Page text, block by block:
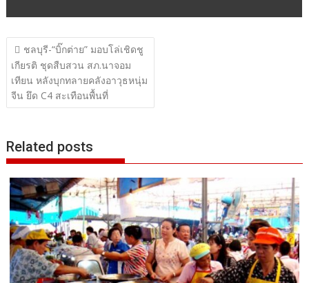
แนะแนว
เรื่อง
ชลบุรี-“บิ๊กต่าย” มอบโล่เชิดชู
เกียรติ ชุดสืบสวน สภ.นาจอม
เทียน หลังบุกทลายคลังอาวุธหนุ่ม
จีน ยึด C4 สะเทือนพื้นที่
Related posts